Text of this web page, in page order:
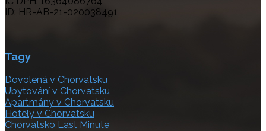
ID: HR-AB-21-020038491
Tagy
Dovolená v Chorvatsku
Ubytování v Chorvatsku
Apartmány v Chorvatsku
Hotely v Chorvatsku
Chorvatsko Last Minute